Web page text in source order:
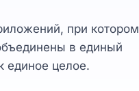
при котором
в единый
единое целое.